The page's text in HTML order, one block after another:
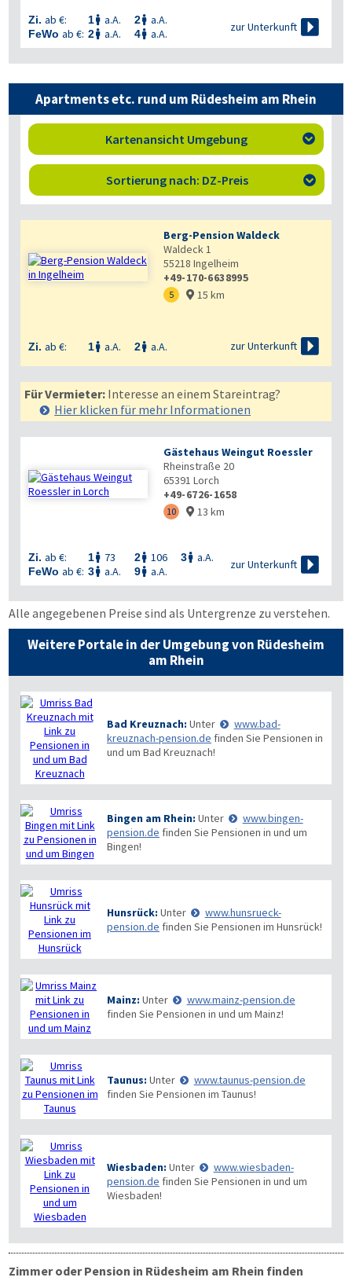
Zi. ab €: 1 a.A. 2 a.A.
FeWo ab €: 2 a.A. 4 a.A.
zur Unterkunft 
Apartments etc. rund um Rüdesheim am Rhein
Kartenansicht Umgebung 
Sortierung nach: DZ-Preis 
Berg-Pension Waldeck
Waldeck 1
55218 Ingelheim
+49-170-6638995
5  15 km
Zi. ab €: 1 a.A. 2 a.A. zur Unterkunft 
Für Vermieter: Interesse an einem Stareintrag?
Hier klicken für mehr Informationen
Gästehaus Weingut Roessler
Rheinstraße 20
65391 Lorch
+49-6726-1658
10  13 km
Zi. ab €: 1 73 2 106 3 a.A.
FeWo ab €: 3 a.A. 9 a.A.
zur Unterkunft 
Alle angegebenen Preise sind als Untergrenze zu verstehen.
Weitere Portale in der Umgebung von Rüdesheim
am Rhein
Bad Kreuznach: Unter
www.bad-
kreuznach-pension.de finden Sie Pensionen in
und um Bad Kreuznach!
Bingen am Rhein: Unter
www.bingen-
pension.de finden Sie Pensionen in und um
Bingen!
Hunsrück: Unter
www.hunsrueck-
pension.de finden Sie Pensionen im Hunsrück!
Mainz: Unter
www.mainz-pension.de
finden Sie Pensionen in und um Mainz!
Taunus: Unter
www.taunus-pension.de
finden Sie Pensionen im Taunus!
Wiesbaden: Unter
www.wiesbaden-
pension.de finden Sie Pensionen in und um
Wiesbaden!
Zimmer oder Pension in Rüdesheim am Rhein finden